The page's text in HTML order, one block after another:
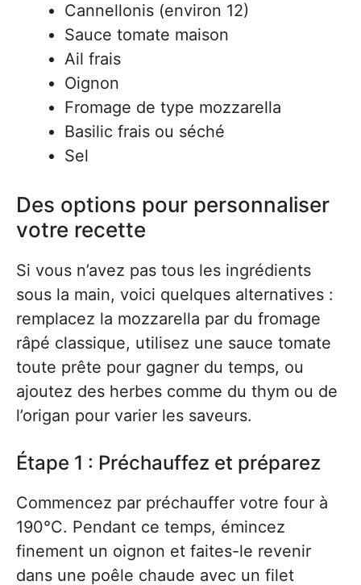
Cannellonis (environ 12)
Sauce tomate maison
Ail frais
Oignon
Fromage de type mozzarella
Basilic frais ou séché
Sel
Des options pour personnaliser
votre recette
Si vous n’avez pas tous les ingrédients
sous la main, voici quelques alternatives :
remplacez la mozzarella par du fromage
râpé classique, utilisez une sauce tomate
toute prête pour gagner du temps, ou
ajoutez des herbes comme du thym ou de
l’origan pour varier les saveurs.
Étape 1 : Préchauffez et préparez
Commencez par préchauffer votre four à
190°C. Pendant ce temps, émincez
finement un oignon et faites-le revenir
dans une poêle chaude avec un filet